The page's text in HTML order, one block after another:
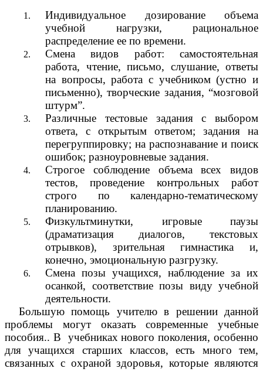
Индивидуальное дозирование объема
учебной нагрузки, рациональное
распределение ее по времени.
Смена видов работ: самостоятельная
работа, чтение, письмо, слушание, ответы
на вопросы, работа с учебником (устно и
письменно), творческие задания, “мозговой
штурм”.
Различные тестовые задания с выбором
ответа, с открытым ответом; задания на
перегруппировку; на распознавание и поиск
ошибок; разноуровневые задания.
Строгое соблюдение объема всех видов
тестов, проведение контрольных работ
строго по календарно-тематическому
планированию.
Физкультминутки, игровые паузы
(драматизация диалогов, текстовых
отрывков), зрительная гимнастика и,
конечно, эмоциональную разгрузку.
Смена позы учащихся, наблюдение за их
осанкой, соответствие позы виду учебной
деятельности.
Большую помощь учителю в решении данной
проблемы могут оказать современные учебные
пособия.. В учебниках нового поколения, особенно
для учащихся старших классов, есть много тем,
связанных с охраной здоровья, которые являются